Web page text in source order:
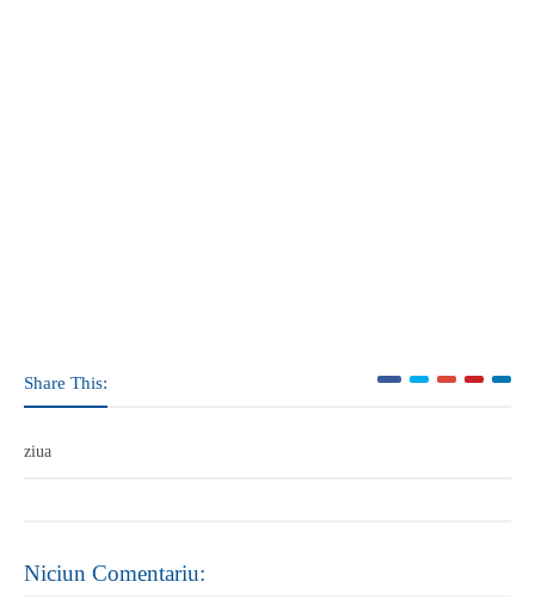
Share This:
ziua
Niciun Comentariu: